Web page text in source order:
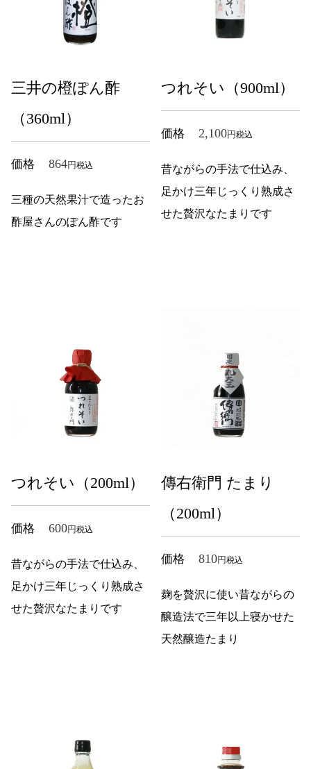
三井の橙ぽん酢
（360ml）
価格 864 税込
三種の天然果汁で造ったお
酢屋さんのぽん酢です
つれそい（900ml）
価格 2,100 税込
昔ながらの手法で仕込み、
足かけ三年じっくり熟成さ
せた贅沢なたまりです
つれそい（200ml）
価格 600 税込
昔ながらの手法で仕込み、
足かけ三年じっくり熟成さ
せた贅沢なたまりです
傳右衛門 たまり
（200ml）
価格 810 税込
麹を贅沢に使い昔ながらの
醸造法で三年以上寝かせた
天然醸造たまり